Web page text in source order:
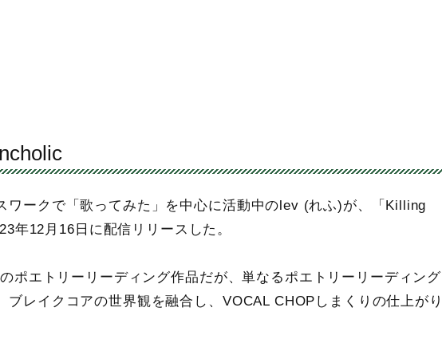
ワークで「歌ってみた」を中心に活動中のlev (れふ)が、「Killing
年12月16日に配信リリースした。
ポエトリーリーディング作品だが、単なるポエトリーリーディング
ブレイクコアの世界観を融合し、VOCAL CHOPしまくりの仕上がり